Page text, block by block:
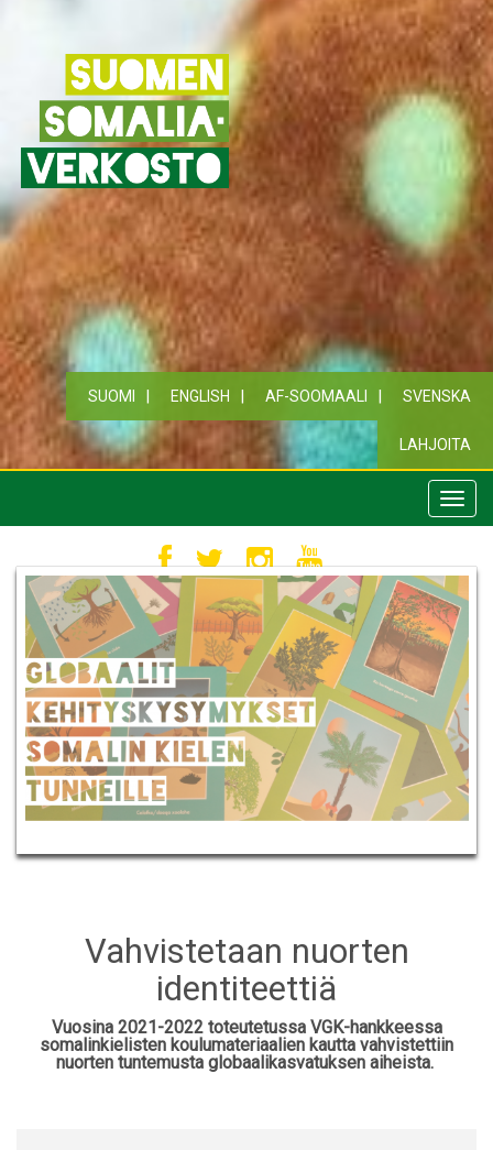
SUOMI ENGLISH AF-SOOMAALI SVENSKA
LAHJOITA
Vahvistetaan nuorten
identiteettiä
Vuosina 2021-2022 toteutetussa VGK-hankkeessa
somalinkielisten koulumateriaalien kautta vahvistettiin
nuorten tuntemusta globaalikasvatuksen aiheista.